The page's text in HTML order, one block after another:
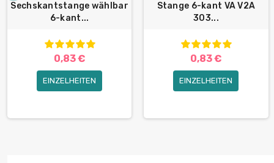
Sechskantstange wählbar
6-kant...
0,83 €
EINZELHEITEN
Stange 6-kant VA V2A
303...
0,83 €
EINZELHEITEN